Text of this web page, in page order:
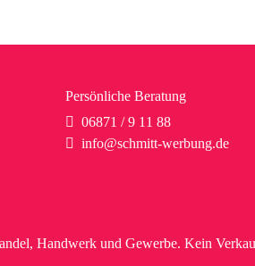
Persönliche Beratung
06871 / 9 11 88
info@schmitt-werbung.de
Handwerk und Gewerbe. Kein